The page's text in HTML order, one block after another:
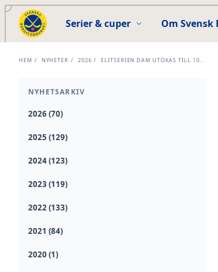
Serier & cuper Om Svensk
HEM / NYHETER / 2026 / ELITSERIEN DAM UTÖKAS TILL 10...
NYHETSARKIV
2026 (70)
2025 (129)
2024 (123)
2023 (119)
2022 (133)
2021 (84)
2020 (1)